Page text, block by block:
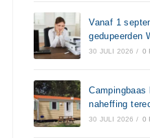
Vanaf 1
gedupeerden
30 JULI 2026 / 0
Campingbaas
naheffing
30 JULI 2026 / 0